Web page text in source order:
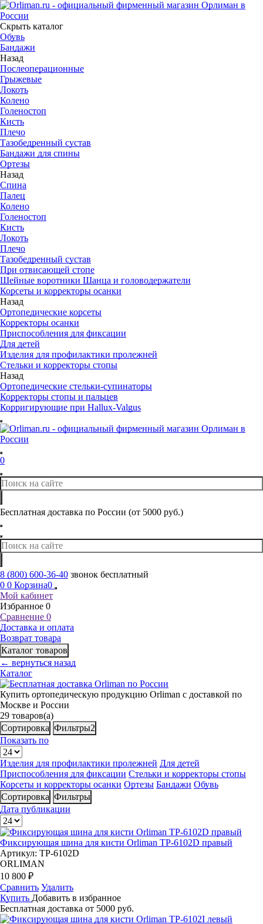
Скрыть каталог
Обувь
Бандажи
Назад
Послеоперационные
Грыжевые
Локоть
Колено
Голеностоп
Кисть
Плечо
Тазобедренный сустав
Бандажи для спины
Ортезы
Назад
Спина
Палец
Колено
Голеностоп
Кисть
Локоть
Плечо
Тазобедренный сустав
При отвисающей стопе
Шейные воротники Шанца и головодержатели
Корсеты и корректоры осанки
Назад
Ортопедические корсеты
Корректоры осанки
Приспособления для фиксации
Для детей
Изделия для профилактики пролежней
Стельки и корректоры стопы
Назад
Ортопедические стельки-супинаторы
Корректоры стопы и пальцев
Корригирующие при Hallux-Valgus
0
Бесплатная доставка по России (от 5000 руб.)
8 (800) 600-36-40 звонок бесплатный
0 0 Корзина0
Мой кабинет
Избранное 0
Сравнение 0
Доставка и оплата
Возврат товара
Каталог товаров
← вернуться назад
Каталог
Купить ортопедическую продукцию Orliman с доставкой по
Москве и России
29 товаров(а)
Сортировка Фильтры2
Показать по
Изделия для профилактики пролежней Для детей
Приспособления для фиксации Стельки и корректоры стопы
Корсеты и корректоры осанки Ортезы Бандажи Обувь
Сортировка Фильтры
Дата публикации
Фиксирующая шина для кисти Orliman TP-6102D правый
Артикул: TP-6102D
ORLIMAN
10 800 ₽
Сравнить Удалить
Купить Добавить в избранное
Бесплатная доставка от 5000 руб.